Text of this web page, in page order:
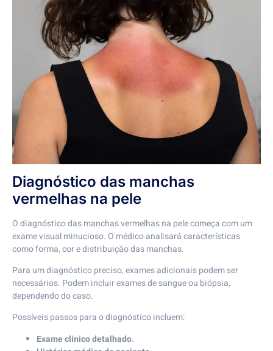
Diagnóstico das manchas
vermelhas na pele
O diagnóstico das manchas vermelhas na pele começa com um
exame visual minucioso. O médico analisará características
como forma, cor e distribuição das manchas.
Para um diagnóstico preciso, exames adicionais podem ser
necessários. Podem incluir exames de sangue ou biópsia,
dependendo do caso.
Possíveis passos para o diagnóstico incluem:
Exame clínico detalhado.